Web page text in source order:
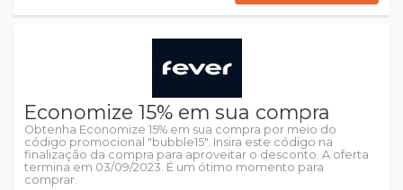
Economize 15% em sua compra
Obtenha Economize 15% em sua compra por meio do
código promocional "bubble15". Insira este código na
finalização da compra para aproveitar o desconto. A oferta
termina em 03/09/2023. É um ótimo momento para
comprar.